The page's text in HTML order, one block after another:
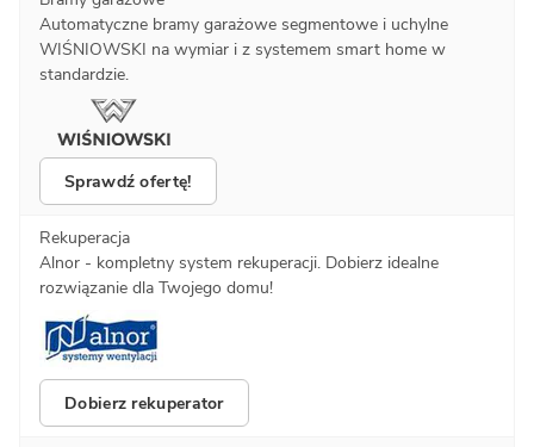
Automatyczne bramy garażowe segmentowe i uchylne
WIŚNIOWSKI na wymiar i z systemem smart home w
standardzie.
Sprawdź ofertę!
Rekuperacja
Alnor - kompletny system rekuperacji. Dobierz idealne
rozwiązanie dla Twojego domu!
Dobierz rekuperator